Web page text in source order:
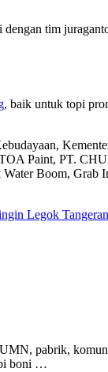
tim
, baik untuk topi
Paint, PT.
Boom, Grab
Legok
pabrik,
boni …